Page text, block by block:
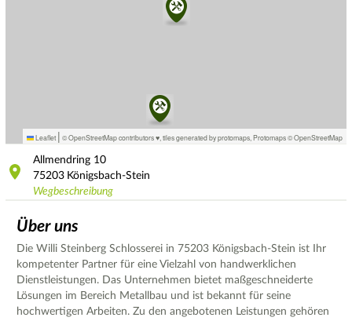
Leaflet | © OpenStreetMap contributors ♥, tiles generated by protomaps Protomaps©OpenStreetMap
Allmendring 10
75203 Königsbach-Stein
Wegbeschreibung
Über uns
Die Willi Steinberg Schlosserei in 75203 Königsbach-Stein ist Ihr
kompetenter Partner für eine Vielzahl von handwerklichen
Dienstleistungen. Das Unternehmen bietet maßgeschneiderte
Lösungen im Bereich Metallbau und ist bekannt für seine
hochwertigen Arbeiten. Zu den angebotenen Leistungen gehören